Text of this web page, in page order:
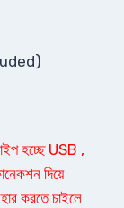
হচ্ছে USB ,
দিয়ে
করতে চাইলে